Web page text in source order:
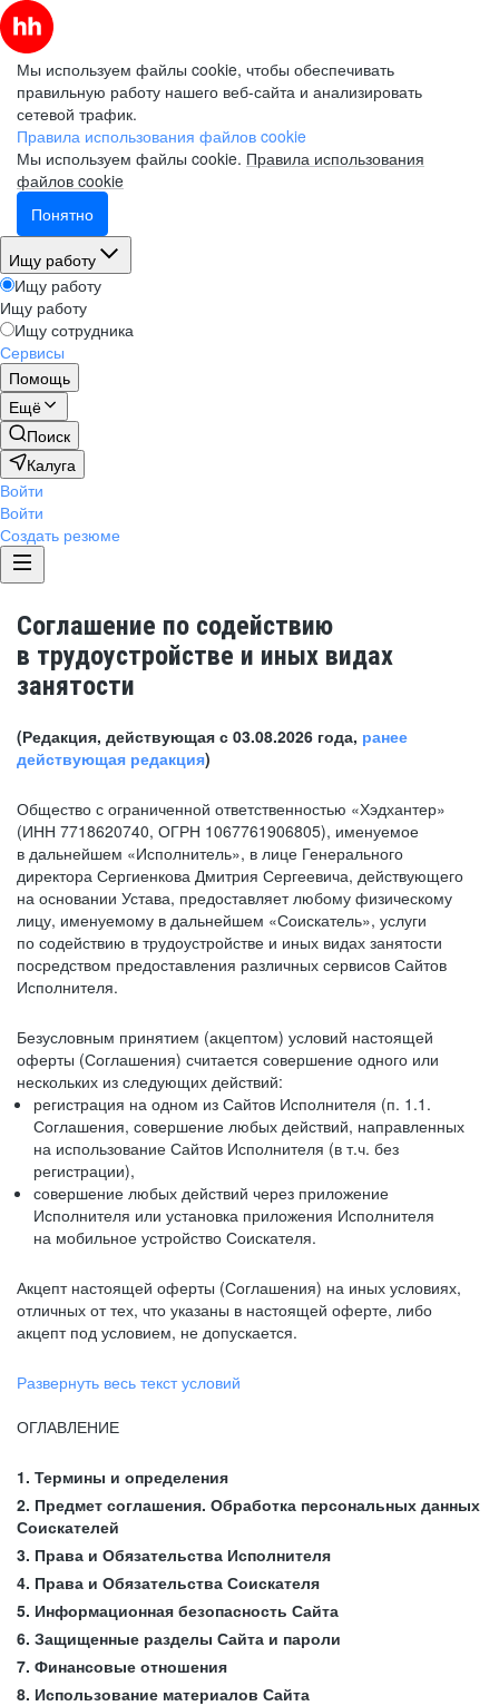
Мы используем файлы cookie, чтобы обеспечивать
правильную работу нашего веб-сайта и анализировать
сетевой трафик.
Правила использования файлов cookie
Мы используем файлы cookie. Правила использования
файлов cookie
Понятно
Ищу работу
Ищу работу
Ищу работу
Ищу сотрудника
Сервисы
Помощь
Ещё
Поиск
Калуга
Войти
Войти
Создать резюме
Соглашение по содействию
в трудоустройстве и иных видах
занятости
(Редакция, действующая с 03.08.2026 года, ранее
действующая редакция)
Общество с ограниченной ответственностью «Хэдхантер»
(ИНН 7718620740, ОГРН 1067761906805), именуемое
в дальнейшем «Исполнитель», в лице Генерального
директора Сергиенкова Дмитрия Сергеевича, действующего
на основании Устава, предоставляет любому физическому
лицу, именуемому в дальнейшем «Соискатель», услуги
по содействию в трудоустройстве и иных видах занятости
посредством предоставления различных сервисов Сайтов
Исполнителя.
Безусловным принятием (акцептом) условий настоящей
оферты (Соглашения) считается совершение одного или
нескольких из следующих действий:
регистрация на одном из Сайтов Исполнителя (п. 1.1.
Соглашения, совершение любых действий, направленных
на использование Сайтов Исполнителя (в т.ч. без
регистрации),
совершение любых действий через приложение
Исполнителя или установка приложения Исполнителя
на мобильное устройство Соискателя.
Акцепт настоящей оферты (Соглашения) на иных условиях,
отличных от тех, что указаны в настоящей оферте, либо
акцепт под условием, не допускается.
Развернуть весь текст условий
ОГЛАВЛЕНИЕ
1. Термины и определения
2. Предмет соглашения. Обработка персональных данных
Соискателей
3. Права и Обязательства Исполнителя
4. Права и Обязательства Соискателя
5. Информационная безопасность Сайта
6. Защищенные разделы Сайта и пароли
7. Финансовые отношения
8. Использование материалов Сайта